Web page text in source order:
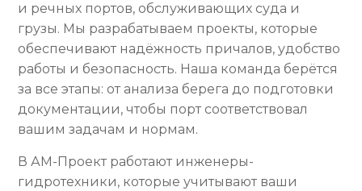
и речных портов, обслуживающих суда и
грузы. Мы разрабатываем проекты, которые
обеспечивают надёжность причалов, удобство
работы и безопасность. Наша команда берётся
за все этапы: от анализа берега до подготовки
документации, чтобы порт соответствовал
вашим задачам и нормам.
В АМ-Проект работают инженеры-
гидротехники, которые учитывают ваши